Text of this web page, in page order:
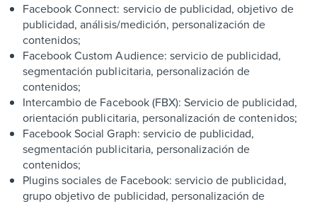
Facebook Connect: servicio de publicidad, objetivo de
publicidad, análisis/medición, personalización de
contenidos;
Facebook Custom Audience: servicio de publicidad,
segmentación publicitaria, personalización de
contenidos;
Intercambio de Facebook (FBX): Servicio de publicidad,
orientación publicitaria, personalización de contenidos;
Facebook Social Graph: servicio de publicidad,
segmentación publicitaria, personalización de
contenidos;
Plugins sociales de Facebook: servicio de publicidad,
grupo objetivo de publicidad, personalización de